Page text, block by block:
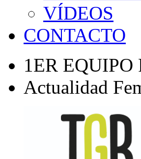
VÍDEOS
CONTACTO
1ER
Actualidad